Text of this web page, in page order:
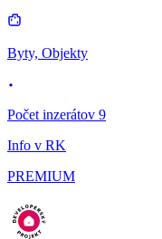
Byty, Objekty
Počet inzerátov 9
Info v RK
PREMIUM